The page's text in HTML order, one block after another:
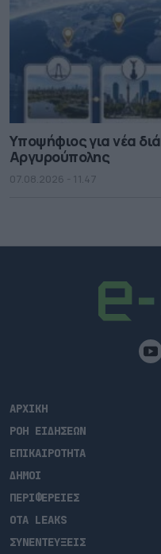
Υποψήφιος για νέα
Αργυρούπολης
07.08.2026 - 11.47
ΑΡΧΙΚΗ
ΡΟΗ ΕΙΔΗΣΕΩΝ
ΕΠΙΚΑΙΡΟΤΗΤΑ
ΔΗΜΟΙ
ΠΕΡΙΦΕΡΕΙΕΣ
OTA LEAKS
ΣΥΝΕΝΤΕΥΞΕΙΣ